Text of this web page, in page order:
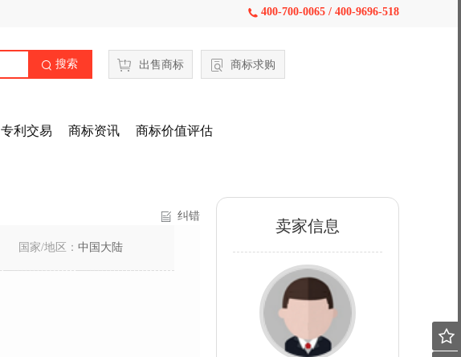
 400-700-0065 / 400-9696-518
 搜索 出售商标 商标求购
专利交易 商标资讯 商标价值评估
纠错
国家/地区： 中国大陆
卖家信息
